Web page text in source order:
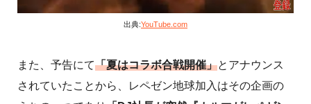
出典:YouTube.com
また、予告にて「夏はコラボ合戦開催」とアナウンス
されていたことから、レペゼン地球加入はその企画の